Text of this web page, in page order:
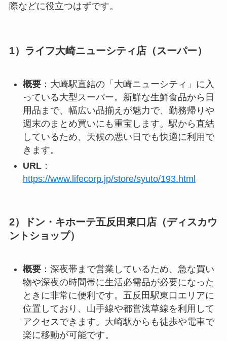
際などに役立つはずです。
1）ライフ大崎ニューシティ店（スーパー）
概要：大崎駅直結の「大崎ニューシティ」に入
っている大型スーパー。新鮮な生鮮食品から日
用品まで、幅広い品揃えが魅力で、勤務帰りや
週末のまとめ買いにも重宝します。駅から直結
しているため、天候の悪い日でも快適に利用で
きます。
URL：
https://www.lifecorp.jp/store/syuto/193.html
2）ドン・キホーテ五反田東口店（ディスカウ
ントショップ）
概要：深夜帯まで営業しているため、急な買い
物や深夜の時間帯に生活必需品が必要になった
ときに非常に便利です。五反田駅東口エリアに
位置しており、山手線や都営浅草線を利用して
アクセスできます。大崎駅からも徒歩や電車で
楽に移動が可能です。